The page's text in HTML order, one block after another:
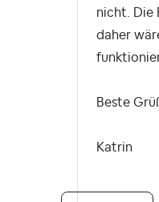
nicht. Die
daher
Beste
Katrin